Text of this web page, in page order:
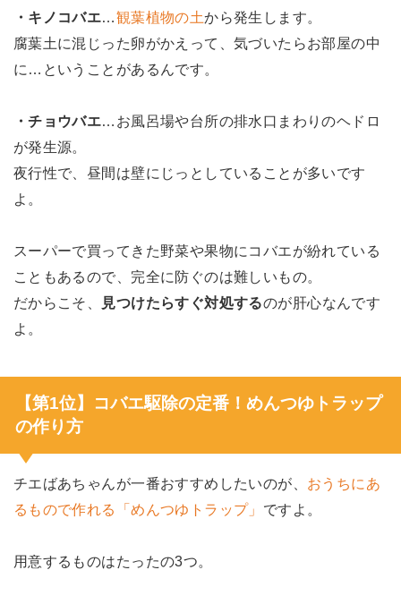
・キノコバエ…観葉植物の土から発生します。
腐葉土に混じった卵がかえって、気づいたらお部屋の中
に…ということがあるんです。
・チョウバエ…お風呂場や台所の排水口まわりのヘドロ
が発生源。
夜行性で、昼間は壁にじっとしていることが多いです
よ。
スーパーで買ってきた野菜や果物にコバエが紛れている
こともあるので、完全に防ぐのは難しいもの。
だからこそ、
見つけたらすぐ対処するのが肝心なんです
よ。
【第1位】コバエ駆除の定番！めんつゆトラップ
の作り方
チエばあちゃんが一番おすすめしたいのが、 おうちにあ
るもので作れる「めんつゆトラップ」 ですよ。
用意するものはたったの3つ。